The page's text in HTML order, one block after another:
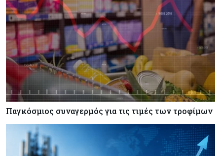
Κόσμος 07-08-2026
Σαουδική Αραβία, Πακιστάν και Τουρκία
υπογράφουν συμφωνία για αμοιβαία άμυνα
Εμπορεύματα 07-08-2026
Πετρέλαιο: Πιάνει και πάλι τα 83 δολάρια το
Brent μετά το σχέδιο του Ιράν για τα Στενά του
Ορμούζ
Κόσμος 07-08-2026
Ευρωπαϊκή αυτοκινητοβιομηχανία: Αναζητά
σωσίβιο στην Κίνα
Παγκόσμιος συναγερμός για τις τιμές των τροφίμων